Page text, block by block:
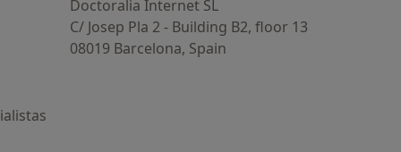
Doctoralia Internet SL
C/ Josep Pla 2 - Building B2, floor 13
08019 Barcelona, Spain